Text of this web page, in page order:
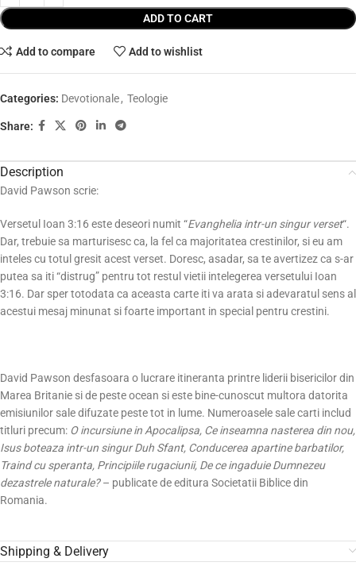
ADD TO CART
Add to compare Add to wishlist
Categories: Devotionale, Teologie
Share:
Description
David Pawson scrie:
Versetul Ioan 3:16 este deseori numit “Evanghelia intr-un singur verset“.
Dar, trebuie sa marturisesc ca, la fel ca majoritatea crestinilor, si eu am
inteles cu totul gresit acest verset. Doresc, asadar, sa te avertizez ca s-ar
putea sa iti “distrug” pentru tot restul vietii intelegerea versetului Ioan
3:16. Dar sper totodata ca aceasta carte iti va arata si adevaratul sens al
acestui mesaj minunat si foarte important in special pentru crestini.
David Pawson desfasoara o lucrare itineranta printre liderii bisericilor din
Marea Britanie si de peste ocean si este bine-cunoscut multora datorita
emisiunilor sale difuzate peste tot in lume. Numeroasele sale carti includ
titluri precum: O incursiune in Apocalipsa, Ce inseamna nasterea din nou,
Isus boteaza intr-un singur Duh Sfant, Conducerea apartine barbatilor,
Traind cu speranta, Principiile rugaciunii, De ce ingaduie Dumnezeu
dezastrele naturale?– publicate de editura Societatii Biblice din
Romania.
Shipping & Delivery